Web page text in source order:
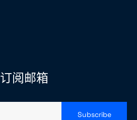
订阅邮箱
Subscribe